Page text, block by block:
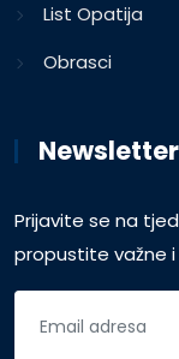
List Opatija
Obrasci
Newsletter
Prijavite se na
propustite važne